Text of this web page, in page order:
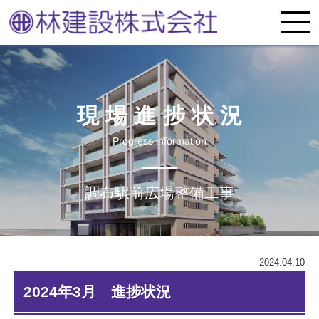
現場進捗状況
Progress information
調布駅前広場整備工事
2024.04.10
2024年3月 進捗状況